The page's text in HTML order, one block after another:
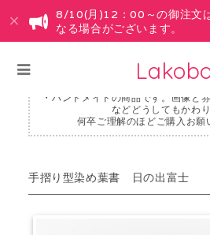
8/10(月)12：00～の御注文
なる場合がございます。
・ハンドメイドの商品です。画像と
などどうしてもかわり
何卒ご理解のほどご購入お願
手摺り型染め葉書 日の出富士